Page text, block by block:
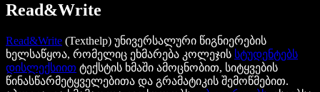
Read&Write
Read&Write (Texthelp) უნივერსალური წიგნიერების
ხელსაწყოა, რომელიც ეხმარება კოლეჯის სტუდენტებს
დისლექსიით ტექსტის ხმაში ამოცნობით, სიტყვების
წინასწარმეტყველებითა და გრამატიკის შემოწმებით.